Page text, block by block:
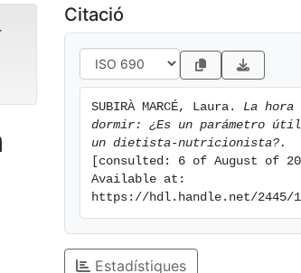
Citació
SUBIRÀ MARCÉ, Laura. La hora
dormir: ¿Es un parámetro
un dietista-nutricionista?.
[consulted: 6 of August of
Available at:
https://hdl.handle.net/2445/
Estadístiques